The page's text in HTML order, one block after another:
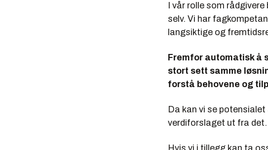
I vår rolle som
selv. Vi har
langsiktige og
Fremfor automatisk å
stort sett samme
forstå behovene og
Da kan vi se
verdiforslaget ut fra det.